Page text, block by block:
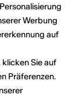
WC
eingeschränkt
Werbung
auf
Sie auf
Präferenzen.